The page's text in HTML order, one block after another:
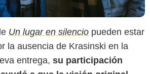
Un lugar en silencio pueden estar
la ausencia de Krasinski en la
entrega, su participación